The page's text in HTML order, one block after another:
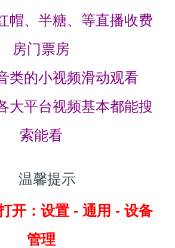
帽、半糖、等直播收费
房门票房
类的小视频滑动观看
大平台视频基本都能搜
索能看
温馨提示
开：设置 - 通用 - 设备
管理